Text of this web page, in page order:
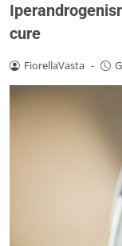
cure
FiorellaVasta -